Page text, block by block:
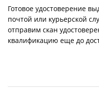
Готовое удостоверение
почтой или курьерской
отправим скан
квалификацию еще до